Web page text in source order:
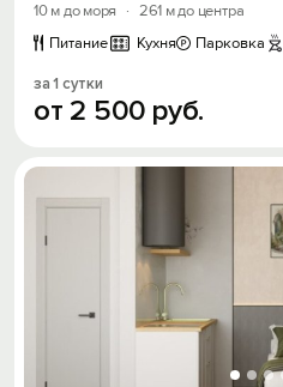
10 м до моря
· 261 м до центра
Питание
Кухня Парковка
за 1 сутки
от 2 500 руб.